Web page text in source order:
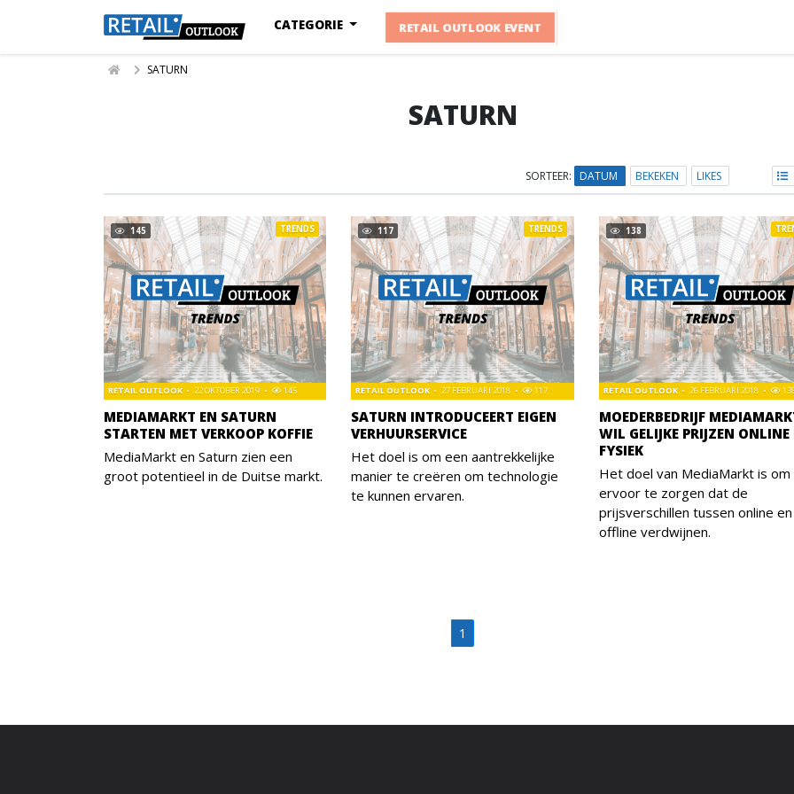
CATEGORIE RETAIL OUTLOOK EVENT
SATURN
SATURN
SORTEER: DATUM BEKEKEN LIKES
145
MEDIAMARKT EN SATURN
STARTEN MET VERKOOP KOFFIE
RETAIL OUTLOOK 22 OKTOBER 2019 145
TRENDS
MediaMarkt en Saturn zien een
groot potentieel in de Duitse markt.
117
SATURN INTRODUCEERT EIGEN
VERHUURSERVICE
RETAIL OUTLOOK 27 FEBRUARI 2018 117
TRENDS
Het doel is om een aantrekkelijke
manier te creëren om technologie
te kunnen ervaren.
138
MOEDERBEDRIJF
WIL GELIJKE PRIJZEN ONLINE
FYSIEK
RETAIL OUTLOOK 26 FEBRUARI 2018
Het doel van MediaMarkt is om
ervoor te zorgen dat de
prijsverschillen tussen online en
offline verdwijnen.
1